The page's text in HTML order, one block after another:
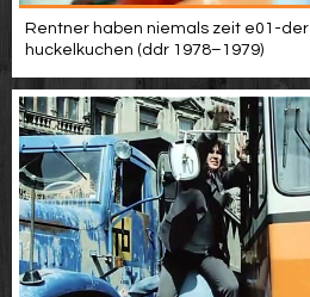
Rentner haben niemals zeit e01-der
huckelkuchen (ddr 1978–1979)